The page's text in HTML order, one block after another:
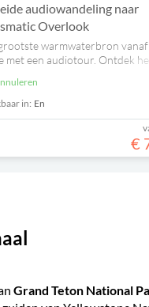
audiowandeling naar
Overlook
warmwaterbron vanaf
met een audiotour. Ontdek
landschap en het
vanaf de Grand
in: En
€
Grand Teton National